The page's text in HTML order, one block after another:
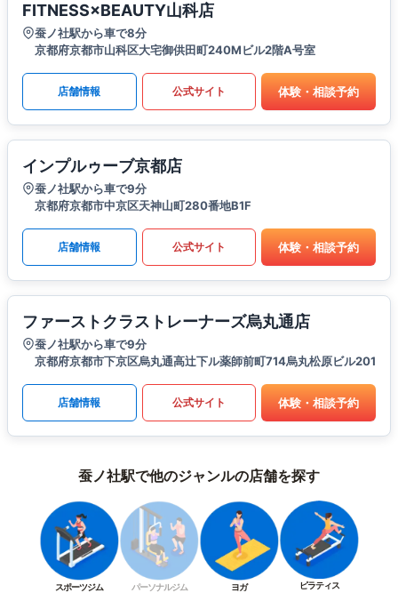
FITNESS×BEAUTY山科店
蚕ノ社駅から車で8分
京都府京都市山科区大宅御供田町240Mビル2階A号室
店舗情報 公式サイト 体験・相談予約
インプルゥーブ京都店
蚕ノ社駅から車で9分
京都府京都市中京区天神山町280番地B1F
店舗情報 公式サイト 体験・相談予約
ファーストクラストレーナーズ烏丸通店
蚕ノ社駅から車で9分
京都府京都市下京区烏丸通高辻下ル薬師前町714烏丸松原ビル201
店舗情報 公式サイト 体験・相談予約
蚕ノ社駅で他のジャンルの店舗を探す
スポーツジム パーソナルジム ヨガ ピラティス